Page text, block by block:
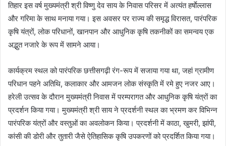
तिहार इस वर्ष मुख्यमंत्री श्री विष्णु देव साय के निवास परिसर में अत्यंत हर्षाेल्लास
और गरिमा के साथ मनाया गया। इस अवसर पर राज्य की समृद्ध विरासत, पारंपरिक
कृषि यंत्रों, लोक परिधानों, खानपान और आधुनिक कृषि तकनीकों का समन्वय एक
अद्भुत नजारे के रूप में सामने आया।
कार्यक्रम स्थल को पारंपरिक छत्तीसगढ़ी रंग-रूप में सजाया गया था, जहां ग्रामीण
परिधान पहने अतिथि, कलाकार और आमजन लोक संस्कृति में रमे हुए नजर आए।
हरेली उत्सव के दौरान मुख्यमंत्री निवास में परम्परागत और आधुनिक कृषि यंत्रों का
प्रदर्शन किया गया। मुख्यमंत्री श्री साय ने प्रदर्शनी स्थल का भ्रमण कर विभिन्न
पारंपरिक यंत्रों और वस्तुओं का अवलोकन किया। प्रदर्शनी में काठा, खुमरी, झांपी,
कांसी की डोरी और तुतारी जैसे ऐतिहासिक कृषि उपकरणों को प्रदर्शित किया गया।